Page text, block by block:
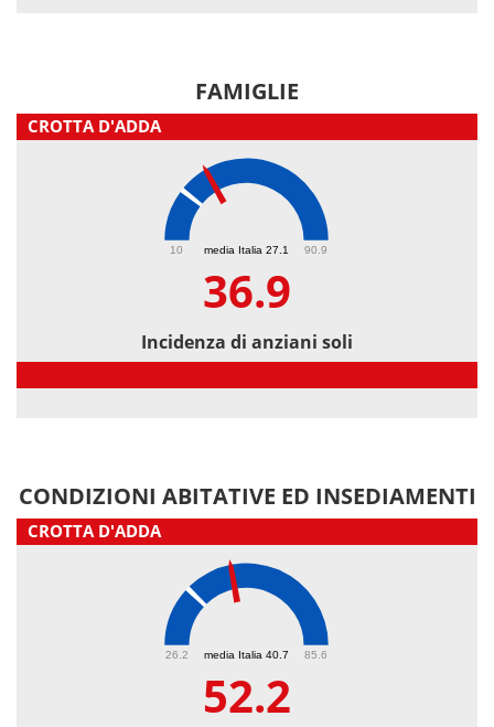
FAMIGLIE
CROTTA D'ADDA
media Italia 27.1
10 90.9
36.9
Incidenza di anziani soli
CONDIZIONI ABITATIVE ED INSEDIAMENTI
CROTTA D'ADDA
media Italia 40.7
26.2 85.6
52.2